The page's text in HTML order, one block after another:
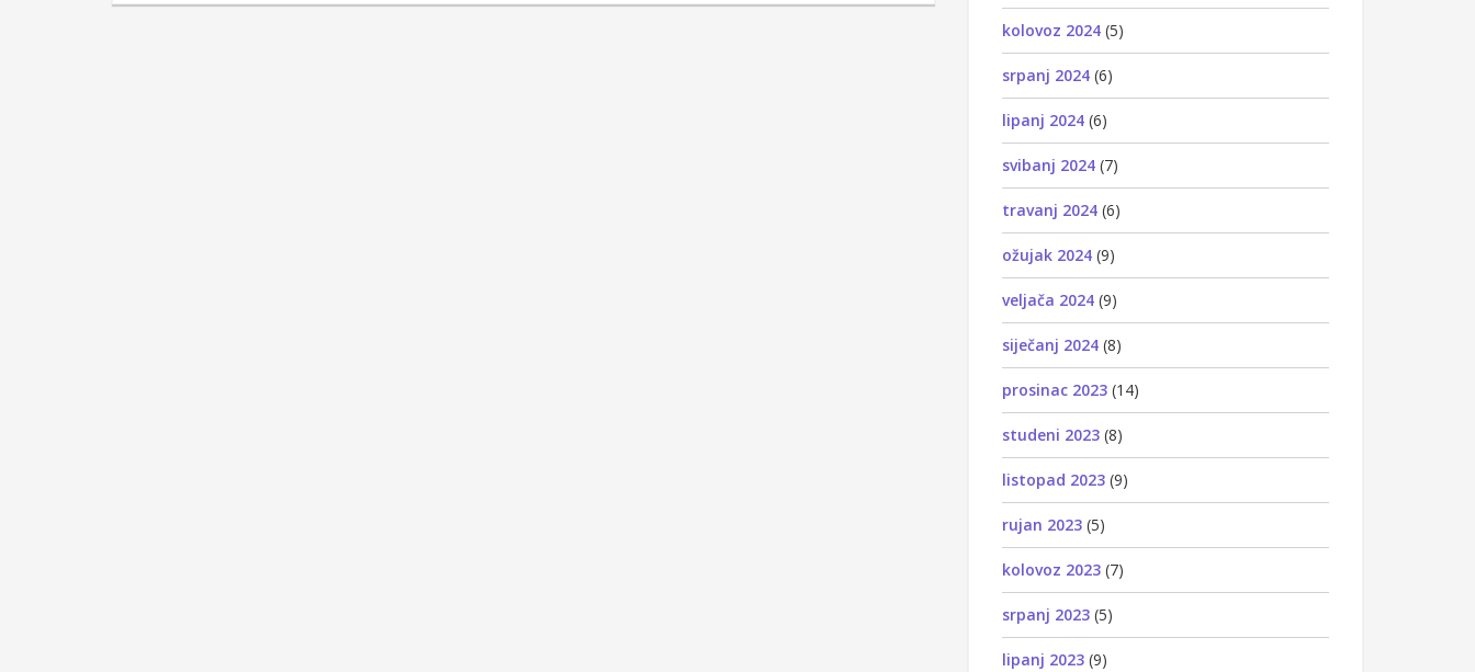
kolovoz 2024 (5)
srpanj 2024 (6)
lipanj 2024 (6)
svibanj 2024 (7)
travanj 2024 (6)
ožujak 2024 (9)
veljača 2024 (9)
siječanj 2024 (8)
prosinac 2023 (14)
studeni 2023 (8)
listopad 2023 (9)
rujan 2023 (5)
kolovoz 2023 (7)
srpanj 2023 (5)
lipanj 2023 (9)